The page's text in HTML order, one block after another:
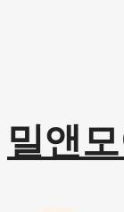
밀앤